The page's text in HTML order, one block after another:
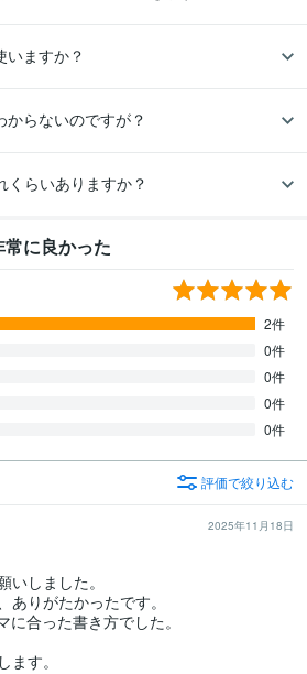
いますか？
らないのですが？
くらいありますか？
に良かった
2件
0件
0件
0件
0件
評価で絞り込む
2025年11月18日
しました。
りがたかったです。
合った書き方でした。
ます。